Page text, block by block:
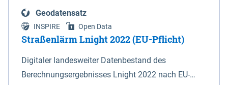
projizierte Koordinaten im Europäischen
Terrestrischen Referenzsystem 1989 (ETRS 89) mit
der Universalen Transversalen Mercator-Abbildung
bezogen auf die Zone 32 N (UTM 32N) dargestellt
(Anlage 4); Gleiches gilt für die geografischen
Geodatensatz
INSPIRE Open Data
Straßenlärm Lnight 2022 (EU-Pflicht)
Digitaler landesweiter Datenbestand des
Berechnungsergebnisses Lnight 2022 nach EU-